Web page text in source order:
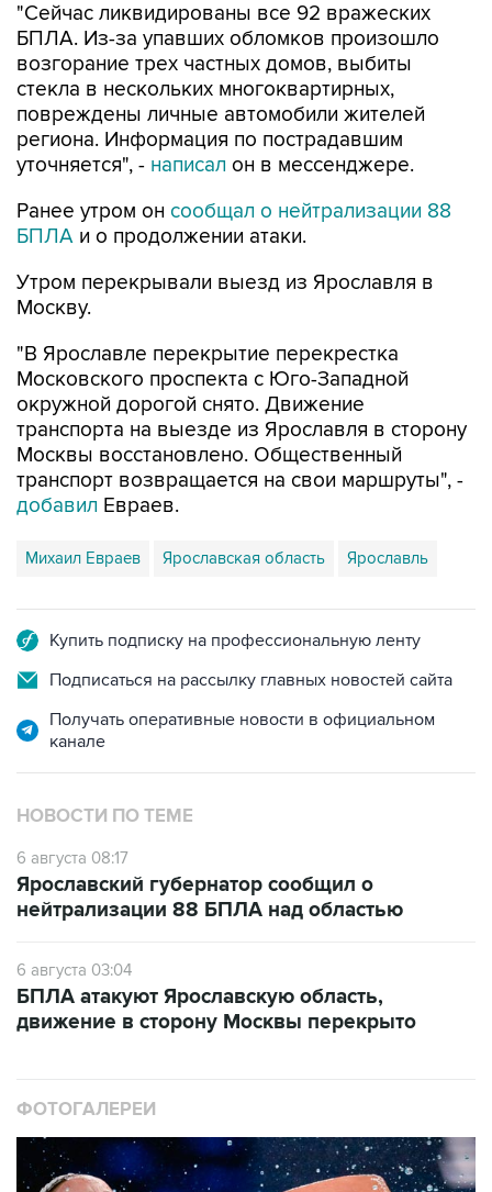
"Сейчас ликвидированы все 92 вражеских
БПЛА. Из-за упавших обломков произошло
возгорание трех частных домов, выбиты
стекла в нескольких многоквартирных,
повреждены личные автомобили жителей
региона. Информация по пострадавшим
уточняется", - написал он в мессенджере.
Ранее утром он сообщал о нейтрализации 88
БПЛА и о продолжении атаки.
Утром перекрывали выезд из Ярославля в
Москву.
"В Ярославле перекрытие перекрестка
Московского проспекта с Юго-Западной
окружной дорогой снято. Движение
транспорта на выезде из Ярославля в сторону
Москвы восстановлено. Общественный
транспорт возвращается на свои маршруты", -
добавил Евраев.
Михаил Евраев Ярославская область Ярославль
Купить подписку на профессиональную ленту
Подписаться на рассылку главных новостей сайта
Получать оперативные новости в официальном
канале
НОВОСТИ ПО ТЕМЕ
6 августа 08:17
Ярославский губернатор сообщил о
нейтрализации 88 БПЛА над областью
6 августа 03:04
БПЛА атакуют Ярославскую область,
движение в сторону Москвы перекрыто
ФОТОГАЛЕРЕИ